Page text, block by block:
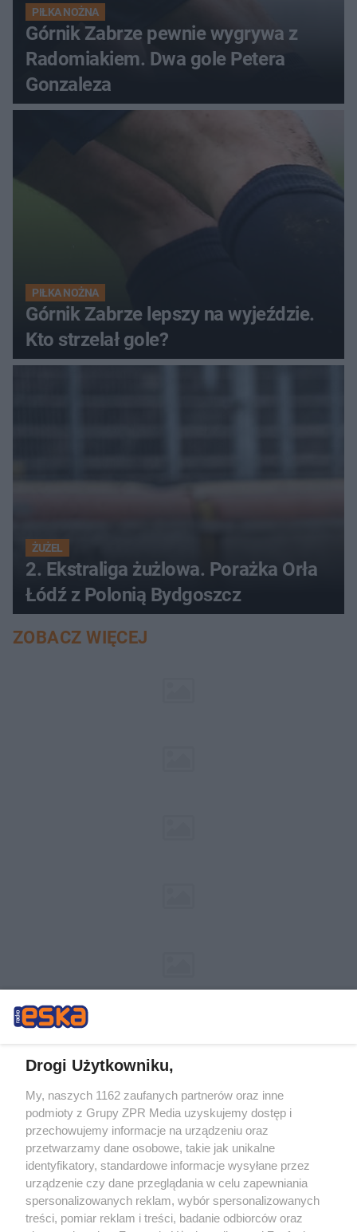
PIŁKA NOŻNA
Górnik Zabrze pewnie wygrywa z
Radomiakiem. Dwa gole Petera
Gonzaleza
PIŁKA NOŻNA
Górnik Zabrze lepszy na wyjeździe.
Kto strzelał gole?
ŻUŻEL
2. Ekstraliga żużlowa. Porażka Orła
Łódź z Polonią Bydgoszcz
ZOBACZ WIĘCEJ
Żaden utwór zamieszczony w serwisie nie może być powielany i
rozpowszechniany lub dalej rozpowszechniany w jakikolwiek sposób (w
tym także elektroniczny lub mechaniczny) na jakimkolwiek polu
eksploatacji w jakiejkolwiek formie, włącznie z umieszczaniem w Internecie
bez pisemnej zgody właściciela praw. Jakiekolwiek użycie lub
wykorzystanie utworów w całości lub w części z naruszeniem prawa, tzn.
bez właściwej zgody, jest zabronione pod groźbą kary i może być ścigane
prawnie.
Drogi Użytkowniku,
My, naszych 1162 zaufanych partnerów oraz inne
podmioty z Grupy ZPR Media uzyskujemy dostęp i
przechowujemy informacje na urządzeniu oraz
przetwarzamy dane osobowe, takie jak unikalne
identyfikatory, standardowe informacje wysyłane przez
urządzenie czy dane przeglądania w celu zapewniania
spersonalizowanych reklam, wybór spersonalizowanych
treści, pomiar reklam i treści, badanie odbiorców oraz